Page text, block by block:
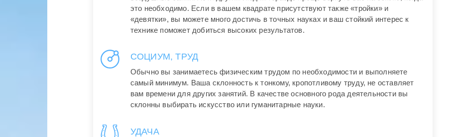
это необходимо. Если в вашем квадрате присутствуют также «тройки» и
«девятки», вы можете много достичь в точных науках и ваш стойкий интерес к
технике поможет добиться высоких результатов.
СОЦИУМ, ТРУД
Обычно вы занимаетесь физическим трудом по необходимости и выполняете
самый минимум. Ваша склонность к тонкому, кропотливому труду, не оставляет
вам времени для других занятий. В качестве основного рода деятельности вы
склонны выбирать искусство или гуманитарные науки.
УДАЧА